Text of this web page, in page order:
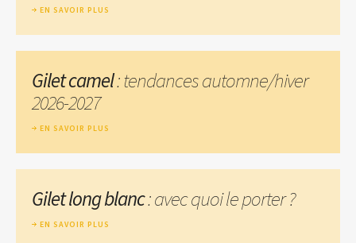
EN SAVOIR PLUS
Gilet camel: tendances automne/hiver
2026-2027
EN SAVOIR PLUS
Gilet long blanc: avec quoi le porter ?
EN SAVOIR PLUS